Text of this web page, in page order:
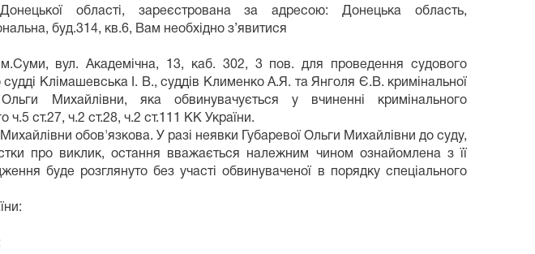
області, зареєстрована за адресою: Донецька область,
буд.314, кв.6, Вам необхідно з’явитися
вул. Академічна, 13, каб. 302, 3 пов. для проведення судового
судді Клімашевська І. В., суддів Клименко А.Я. та Янголя Є.В. кримінальної
Михайлівни, яка обвинувачується у вчиненні кримінального
ст.27, ч.2 ст.28, ч.2 ст.111 КК України.
обов'язкова. У разі неявки Губаревої Ольги Михайлівни до суду,
про виклик, остання вважається належним чином ознайомлена з її
буде розглянуто без участі обвинуваченої в порядку спеціального